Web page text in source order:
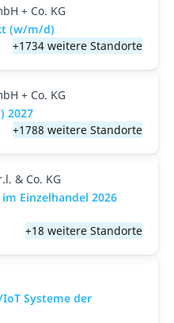
+ Co. KG
(w/m/d)
+1734 weitere Standorte
+ Co. KG
2027
+1788 weitere Standorte
& Co. KG
Einzelhandel 2026
+18 weitere Standorte
Systeme der